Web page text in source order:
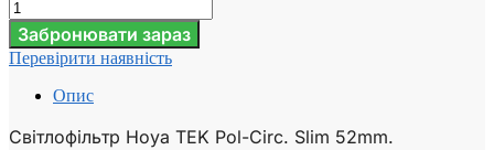
Забронювати зараз
Перевірити наявність
Опис
Світлофільтр Hoya TEK Pol-Circ. Slim 52mm.